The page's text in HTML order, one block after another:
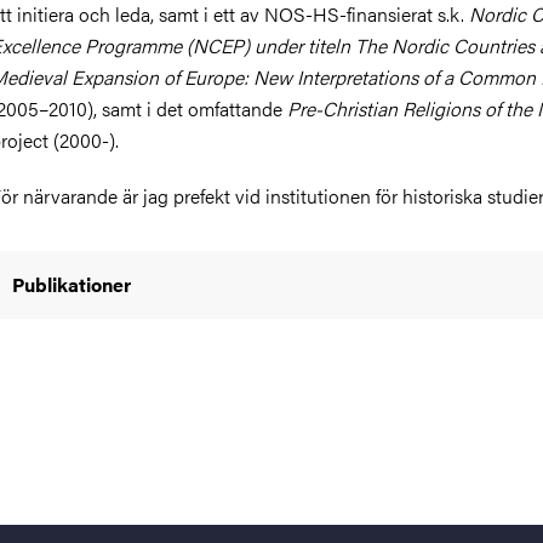
initiera och leda, samt i ett av NOS-HS-finansierat s.k. Nordic
Programme (NCEP) under titeln The Nordic Countries
Expansion of Europe: New Interpretations of a Common
samt i det omfattande Pre-Christian Religions of the
(2000-).
närvarande är jag prefekt vid institutionen för historiska
Publikationer